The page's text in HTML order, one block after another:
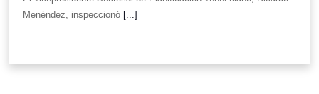
Menéndez, inspeccionó [...]